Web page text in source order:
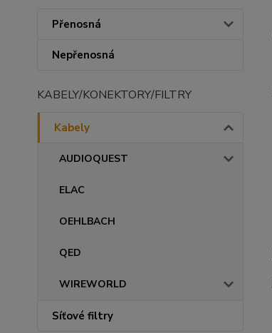
Přenosná
Nepřenosná
KABELY/KONEKTORY/FILTRY
Kabely
AUDIOQUEST
ELAC
OEHLBACH
QED
WIREWORLD
Síťové filtry